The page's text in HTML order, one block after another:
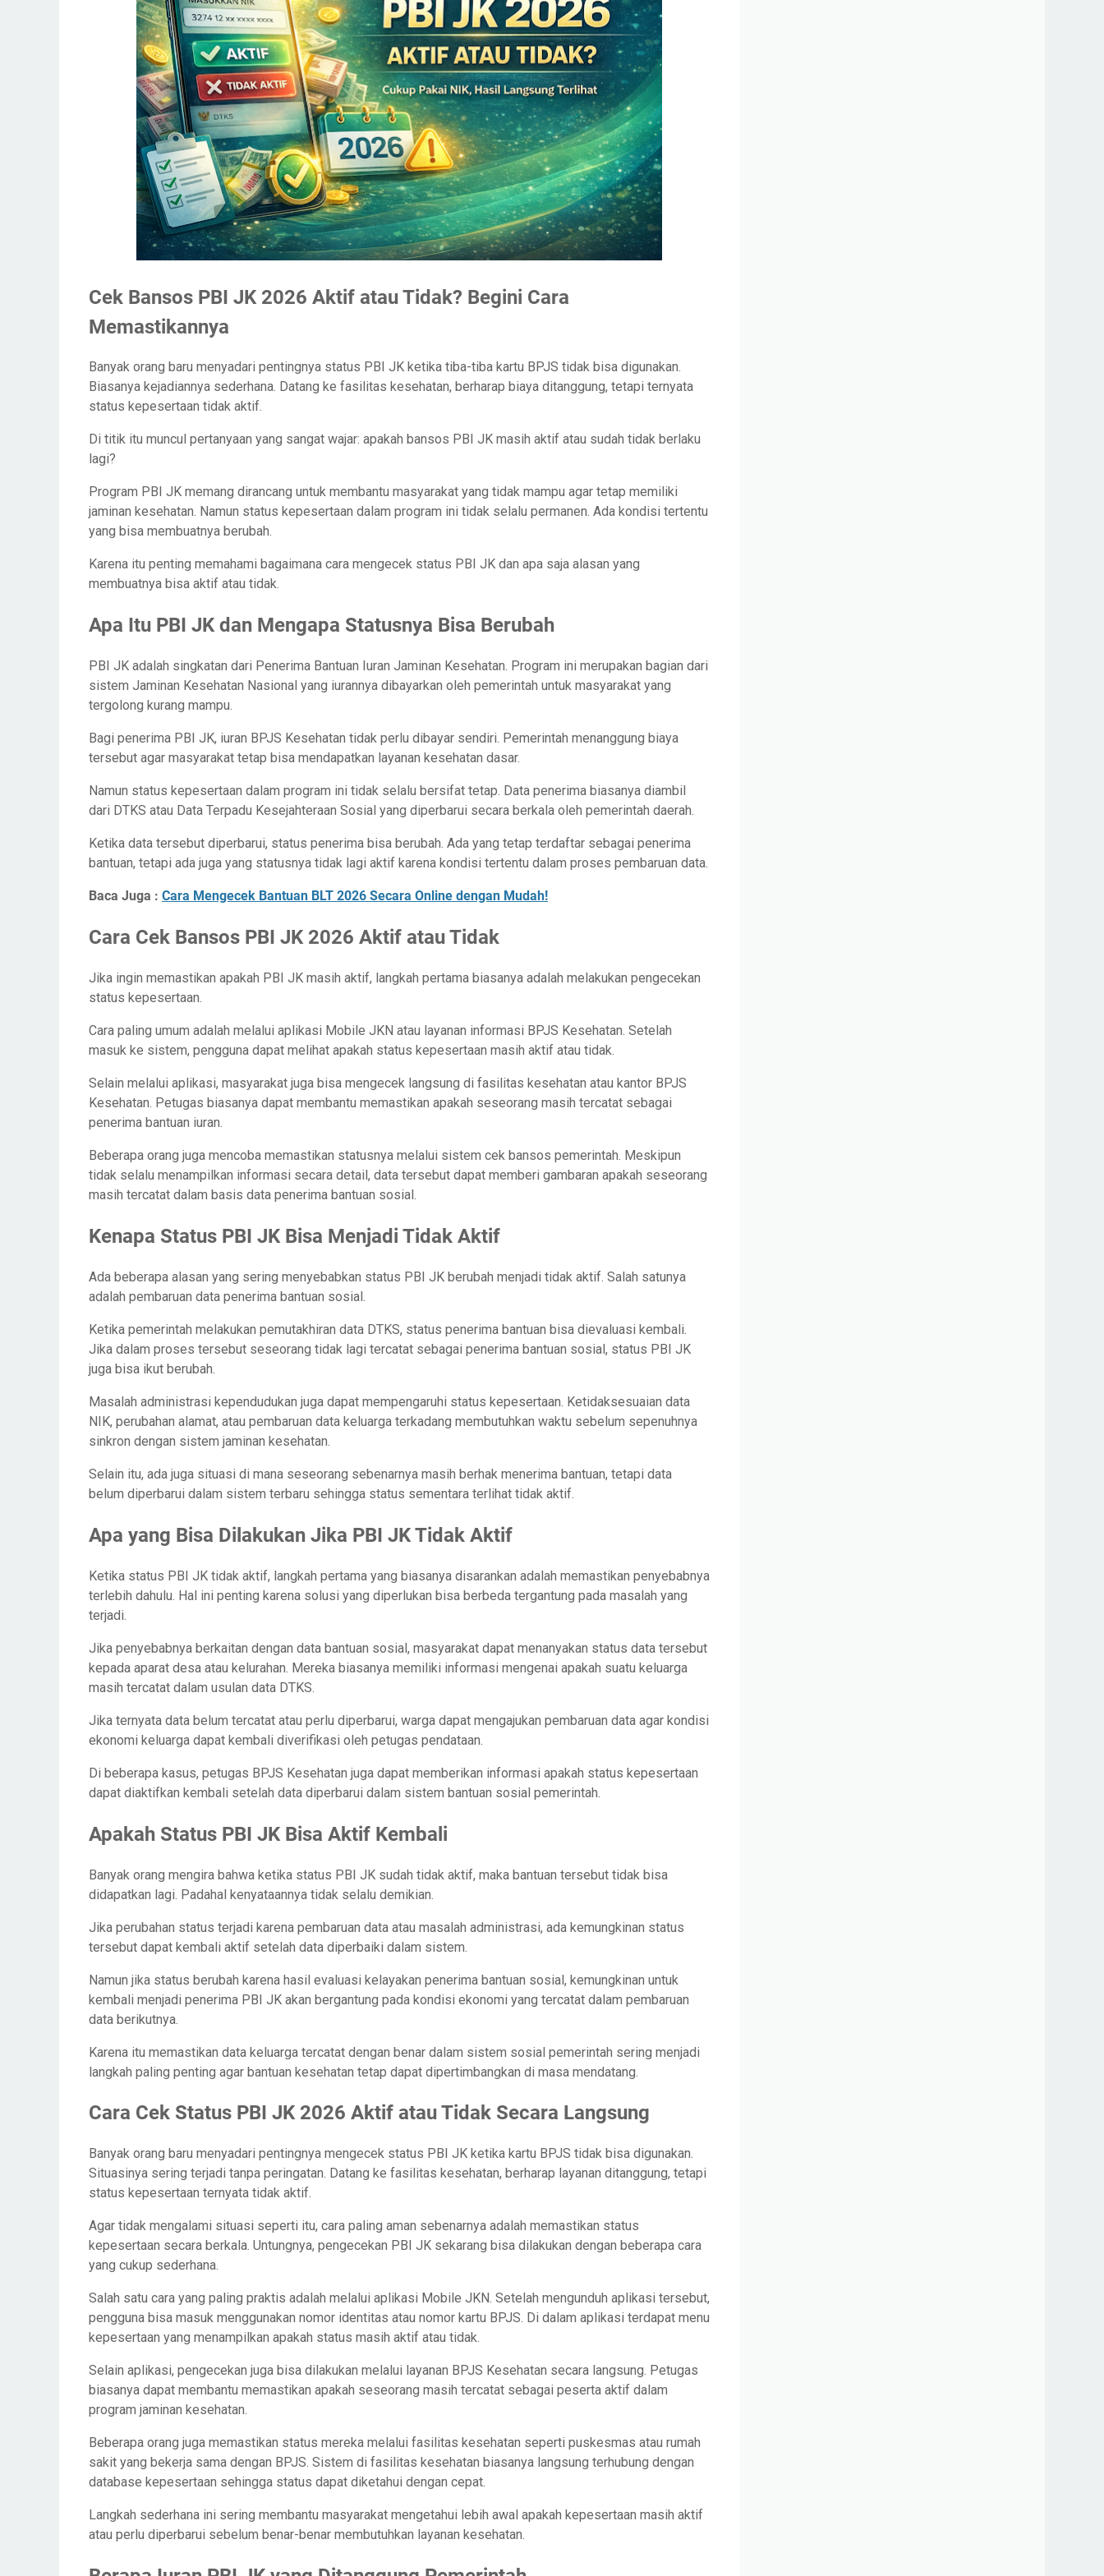
Cek Bansos PBI JK 2026 Aktif atau Tidak? Begini Cara
Memastikannya
Banyak orang baru menyadari pentingnya status PBI JK ketika tiba-tiba kartu BPJS tidak bisa digunakan.
Biasanya kejadiannya sederhana. Datang ke fasilitas kesehatan, berharap biaya ditanggung, tetapi ternyata
status kepesertaan tidak aktif.
Di titik itu muncul pertanyaan yang sangat wajar: apakah bansos PBI JK masih aktif atau sudah tidak berlaku
lagi?
Program PBI JK memang dirancang untuk membantu masyarakat yang tidak mampu agar tetap memiliki
jaminan kesehatan. Namun status kepesertaan dalam program ini tidak selalu permanen. Ada kondisi tertentu
yang bisa membuatnya berubah.
Karena itu penting memahami bagaimana cara mengecek status PBI JK dan apa saja alasan yang
membuatnya bisa aktif atau tidak.
Apa Itu PBI JK dan Mengapa Statusnya Bisa Berubah
PBI JK adalah singkatan dari Penerima Bantuan Iuran Jaminan Kesehatan. Program ini merupakan bagian dari
sistem Jaminan Kesehatan Nasional yang iurannya dibayarkan oleh pemerintah untuk masyarakat yang
tergolong kurang mampu.
Bagi penerima PBI JK, iuran BPJS Kesehatan tidak perlu dibayar sendiri. Pemerintah menanggung biaya
tersebut agar masyarakat tetap bisa mendapatkan layanan kesehatan dasar.
Namun status kepesertaan dalam program ini tidak selalu bersifat tetap. Data penerima biasanya diambil
dari DTKS atau Data Terpadu Kesejahteraan Sosial yang diperbarui secara berkala oleh pemerintah daerah.
Ketika data tersebut diperbarui, status penerima bisa berubah. Ada yang tetap terdaftar sebagai penerima
bantuan, tetapi ada juga yang statusnya tidak lagi aktif karena kondisi tertentu dalam proses pembaruan data.
Baca Juga : Cara Mengecek Bantuan BLT 2026 Secara Online dengan Mudah!
Cara Cek Bansos PBI JK 2026 Aktif atau Tidak
Jika ingin memastikan apakah PBI JK masih aktif, langkah pertama biasanya adalah melakukan pengecekan
status kepesertaan.
Cara paling umum adalah melalui aplikasi Mobile JKN atau layanan informasi BPJS Kesehatan. Setelah
masuk ke sistem, pengguna dapat melihat apakah status kepesertaan masih aktif atau tidak.
Selain melalui aplikasi, masyarakat juga bisa mengecek langsung di fasilitas kesehatan atau kantor BPJS
Kesehatan. Petugas biasanya dapat membantu memastikan apakah seseorang masih tercatat sebagai
penerima bantuan iuran.
Beberapa orang juga mencoba memastikan statusnya melalui sistem cek bansos pemerintah. Meskipun
tidak selalu menampilkan informasi secara detail, data tersebut dapat memberi gambaran apakah seseorang
masih tercatat dalam basis data penerima bantuan sosial.
Kenapa Status PBI JK Bisa Menjadi Tidak Aktif
Ada beberapa alasan yang sering menyebabkan status PBI JK berubah menjadi tidak aktif. Salah satunya
adalah pembaruan data penerima bantuan sosial.
Ketika pemerintah melakukan pemutakhiran data DTKS, status penerima bantuan bisa dievaluasi kembali.
Jika dalam proses tersebut seseorang tidak lagi tercatat sebagai penerima bantuan sosial, status PBI JK
juga bisa ikut berubah.
Masalah administrasi kependudukan juga dapat mempengaruhi status kepesertaan. Ketidaksesuaian data
NIK, perubahan alamat, atau pembaruan data keluarga terkadang membutuhkan waktu sebelum sepenuhnya
sinkron dengan sistem jaminan kesehatan.
Selain itu, ada juga situasi di mana seseorang sebenarnya masih berhak menerima bantuan, tetapi data
belum diperbarui dalam sistem terbaru sehingga status sementara terlihat tidak aktif.
Apa yang Bisa Dilakukan Jika PBI JK Tidak Aktif
Ketika status PBI JK tidak aktif, langkah pertama yang biasanya disarankan adalah memastikan penyebabnya
terlebih dahulu. Hal ini penting karena solusi yang diperlukan bisa berbeda tergantung pada masalah yang
terjadi.
Jika penyebabnya berkaitan dengan data bantuan sosial, masyarakat dapat menanyakan status data tersebut
kepada aparat desa atau kelurahan. Mereka biasanya memiliki informasi mengenai apakah suatu keluarga
masih tercatat dalam usulan data DTKS.
Jika ternyata data belum tercatat atau perlu diperbarui, warga dapat mengajukan pembaruan data agar kondisi
ekonomi keluarga dapat kembali diverifikasi oleh petugas pendataan.
Di beberapa kasus, petugas BPJS Kesehatan juga dapat memberikan informasi apakah status kepesertaan
dapat diaktifkan kembali setelah data diperbarui dalam sistem bantuan sosial pemerintah.
Apakah Status PBI JK Bisa Aktif Kembali
Banyak orang mengira bahwa ketika status PBI JK sudah tidak aktif, maka bantuan tersebut tidak bisa
didapatkan lagi. Padahal kenyataannya tidak selalu demikian.
Jika perubahan status terjadi karena pembaruan data atau masalah administrasi, ada kemungkinan status
tersebut dapat kembali aktif setelah data diperbaiki dalam sistem.
Namun jika status berubah karena hasil evaluasi kelayakan penerima bantuan sosial, kemungkinan untuk
kembali menjadi penerima PBI JK akan bergantung pada kondisi ekonomi yang tercatat dalam pembaruan
data berikutnya.
Karena itu memastikan data keluarga tercatat dengan benar dalam sistem sosial pemerintah sering menjadi
langkah paling penting agar bantuan kesehatan tetap dapat dipertimbangkan di masa mendatang.
Cara Cek Status PBI JK 2026 Aktif atau Tidak Secara Langsung
Banyak orang baru menyadari pentingnya mengecek status PBI JK ketika kartu BPJS tidak bisa digunakan.
Situasinya sering terjadi tanpa peringatan. Datang ke fasilitas kesehatan, berharap layanan ditanggung, tetapi
status kepesertaan ternyata tidak aktif.
Agar tidak mengalami situasi seperti itu, cara paling aman sebenarnya adalah memastikan status
kepesertaan secara berkala. Untungnya, pengecekan PBI JK sekarang bisa dilakukan dengan beberapa cara
yang cukup sederhana.
Salah satu cara yang paling praktis adalah melalui aplikasi Mobile JKN. Setelah mengunduh aplikasi tersebut,
pengguna bisa masuk menggunakan nomor identitas atau nomor kartu BPJS. Di dalam aplikasi terdapat menu
kepesertaan yang menampilkan apakah status masih aktif atau tidak.
Selain aplikasi, pengecekan juga bisa dilakukan melalui layanan BPJS Kesehatan secara langsung. Petugas
biasanya dapat membantu memastikan apakah seseorang masih tercatat sebagai peserta aktif dalam
program jaminan kesehatan.
Beberapa orang juga memastikan status mereka melalui fasilitas kesehatan seperti puskesmas atau rumah
sakit yang bekerja sama dengan BPJS. Sistem di fasilitas kesehatan biasanya langsung terhubung dengan
database kepesertaan sehingga status dapat diketahui dengan cepat.
Langkah sederhana ini sering membantu masyarakat mengetahui lebih awal apakah kepesertaan masih aktif
atau perlu diperbarui sebelum benar-benar membutuhkan layanan kesehatan.